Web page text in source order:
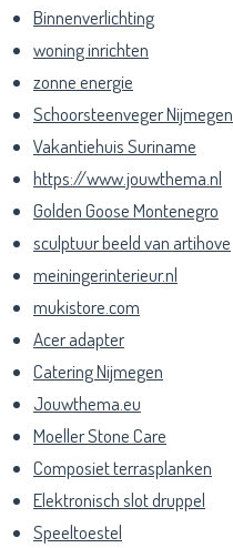
Binnenverlichting
woning inrichten
zonne energie
Schoorsteenveger Nijmegen
Vakantiehuis Suriname
https://www.jouwthema.nl
Golden Goose Montenegro
sculptuur beeld van artihove
meiningerinterieur.nl
mukistore.com
Acer adapter
Catering Nijmegen
Jouwthema.eu
Moeller Stone Care
Composiet terrasplanken
Elektronisch slot druppel
Speeltoestel